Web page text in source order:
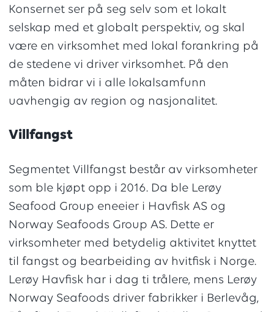
Konsernet ser på seg selv som et lokalt
selskap med et globalt perspektiv, og skal
være en virksomhet med lokal forankring på
de stedene vi driver virksomhet. På den
måten bidrar vi i alle lokalsamfunn
uavhengig av region og nasjonalitet.
Villfangst
Segmentet Villfangst består av virksomheter
som ble kjøpt opp i 2016. Da ble Lerøy
Seafood Group eneeier i Havfisk AS og
Norway Seafoods Group AS. Dette er
virksomheter med betydelig aktivitet knyttet
til fangst og bearbeiding av hvitfisk i Norge.
Lerøy Havfisk har i dag ti trålere, mens Lerøy
Norway Seafoods driver fabrikker i Berlevåg,